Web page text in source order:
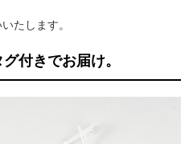
たします。
付きでお届け。